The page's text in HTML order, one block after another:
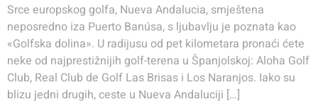
Srce europskog golfa, Nueva Andalucia, smještena
neposredno iza Puerto Banúsa, s ljubavlju je poznata kao
«Golfska dolina». U radijusu od pet kilometara pronaći ćete
neke od najprestižnijih golf-terena u Španjolskoj: Aloha Golf
Club, Real Club de Golf Las Brisas i Los Naranjos. Iako su
blizu jedni drugih, ceste u Nueva Andaluciji […]